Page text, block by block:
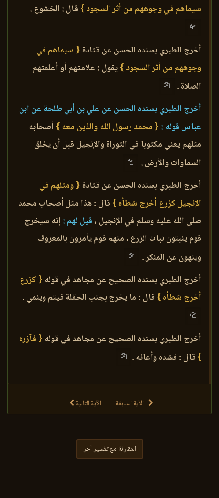
سيماهم في وجوههم من أثر السجود } قال : الخشوع .
أخرج الطبري بسنده الحسن عن قتادة { سيماهم في
وجوههم من أثر السجود }يقول : علامتهم أو أعلمتهم
الصلاة .
أخرج الطبري بسنده الحسن عن علي بن أبي طلحة عن ابن
عباس قوله : { محمد رسول الله والذين معه } أصحابه
مثلهم يعني مكتوبا في التوراة والإنجيل قبل أن يخلق
السماوات والأرض .
أخرج الطبري بسنده الحسن عن قتادة { ومثلهم في
الإنجيل كزرع أخرج شطأه } قال : هذا مثل أصحاب محمد
صلى الله عليه وسلم في الإنجيل ، قيل لهم :إنه سيخرج
قوم ينبتون نبات الزرع ، منهم قوم يأمرون بالمعروف
وينهون عن المنكر .
أخرج الطبري بسنده الصحيح عن مجاهد في قوله { كزرع
أخرج شطأه } قال : ما يخرج بجنب الحقلة فيتم وينمي .
أخرج الطبري بسنده الصحيح عن مجاهد في قوله { فآزره
} قال : فشده وأعانه .
الآية السابقة الآية التالية
المقارنة مع تفسير آخر